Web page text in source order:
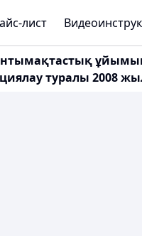
лист
ұйымына
туралы 2008